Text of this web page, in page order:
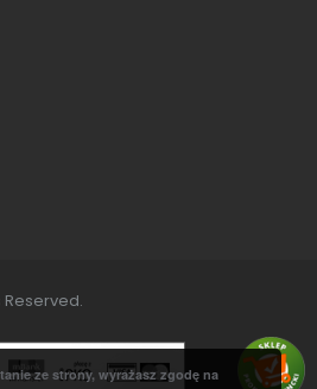
Reserved.
ze strony, wyrażasz zgodę na